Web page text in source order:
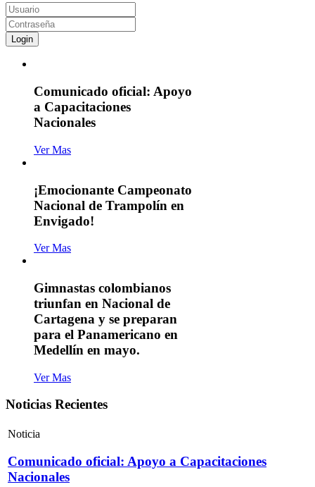
Login
Comunicado oficial: Apoyo
a Capacitaciones
Nacionales
Ver Mas
¡Emocionante Campeonato
Nacional de Trampolín en
Envigado!
Ver Mas
Gimnastas colombianos
triunfan en Nacional de
Cartagena y se preparan
para el Panamericano en
Medellín en mayo.
Ver Mas
Noticias Recientes
Noticia
Comunicado oficial: Apoyo a Capacitaciones
Nacionales